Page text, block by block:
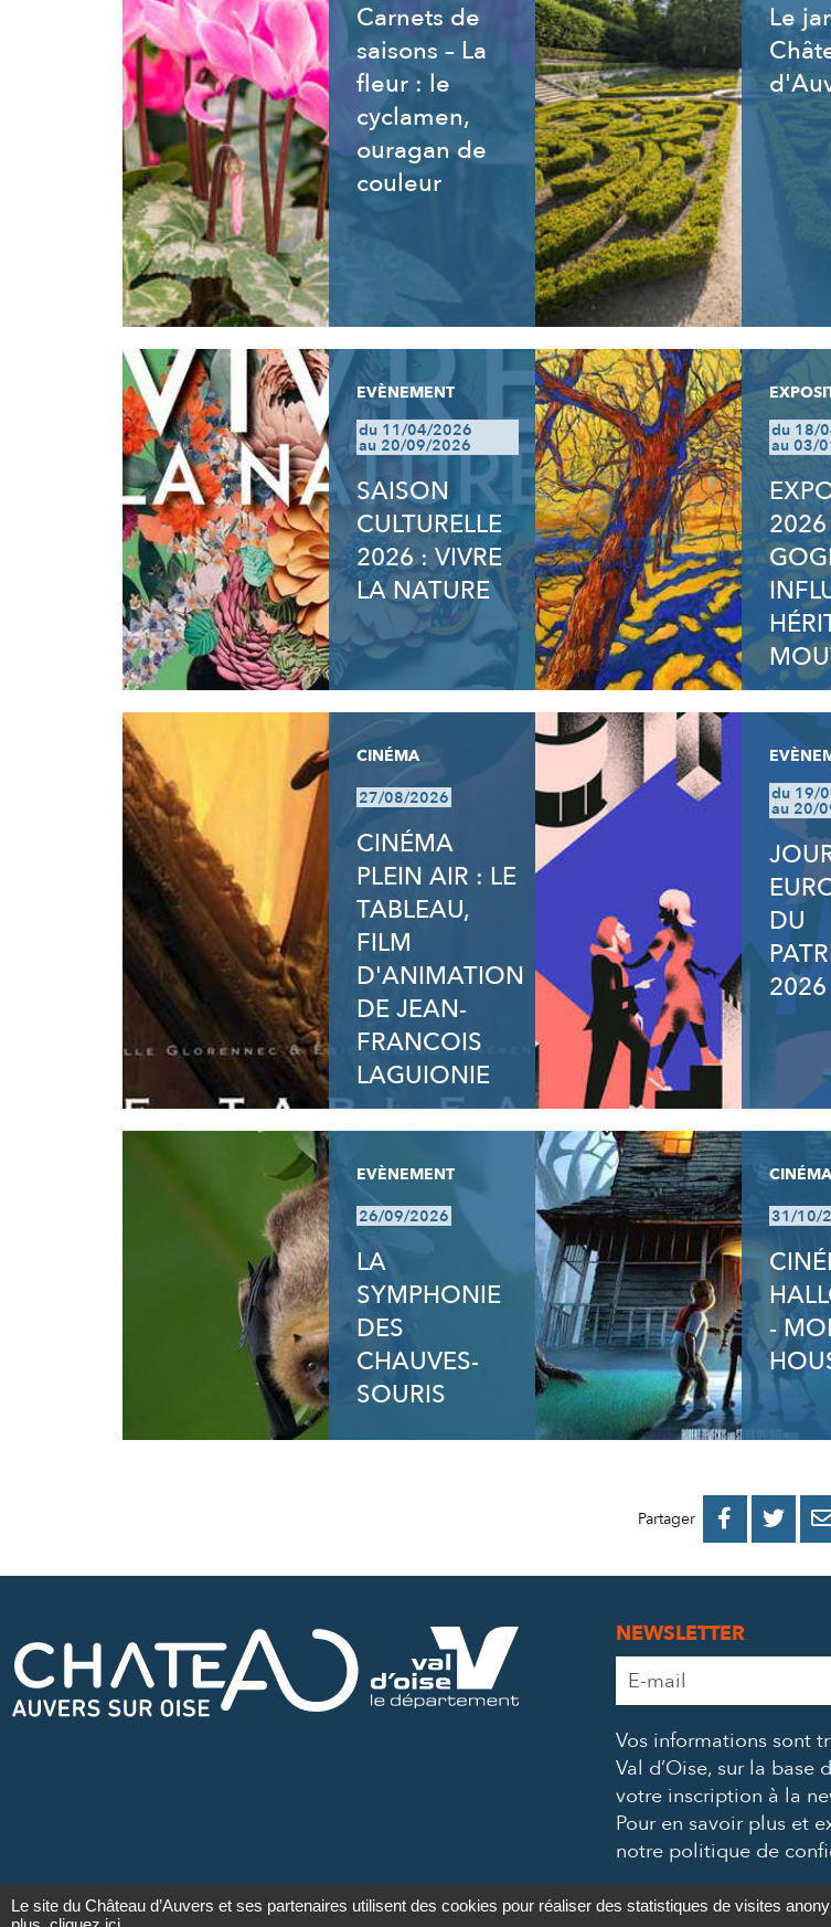
Carnets de
saisons – La
fleur : le
cyclamen,
ouragan de
couleur
Le
EVÈNEMENT
du 11/04/2026
au 20/09/2026
SAISON
CULTURELLE
2026 : VIVRE
LA NATURE
du 18/
au 03/
CINÉMA
27/08/2026
CINÉMA
PLEIN AIR : LE
TABLEAU,
FILM
D'ANIMATION
DE JEAN-
FRANCOIS
LAGUIONIE
du 19/
au 20/
DU
2026
EVÈNEMENT
26/09/2026
LA
SYMPHONIE
DES
CHAUVES-
SOURIS
CINÉMA
31/10/
-
Partager  
NEWSLETTER
Adresse
e-
*
Vos informations sont
Val d’Oise, sur la
votre inscription à la
Pour en savoir plus et
notre politique de
Le site du Château d’Auvers et ses partenaires utilisent des cookies pour réaliser des statistiques de visites